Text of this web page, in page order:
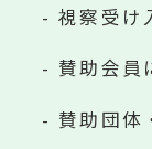
視察受け
賛助会員
賛助団体